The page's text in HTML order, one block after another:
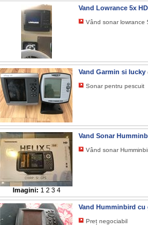
Vand Lowrance 5x
Vând sonar lowrance
Vand Garmin si lucky
Sonar pentru pescuit
Imagini: 1 2 3 4
Vand Sonar
Vând sonar
Vand Humminbird
Preț negociabil